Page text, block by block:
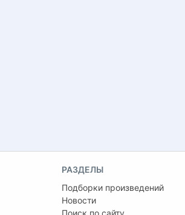
РАЗДЕЛЫ
Подборки произведений
Новости
Поиск по сайту